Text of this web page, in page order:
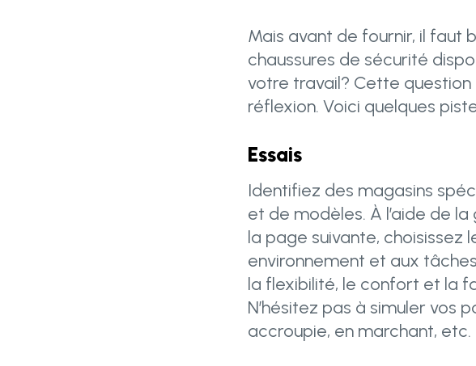
Mais avant de fournir, il faut
chaussures de sécurité
votre travail? Cette question
réflexion. Voici quelques
Essais
Identifiez des magasins
et de modèles. À l’aide de
la page suivante, choisissez
environnement et aux
la flexibilité, le confort et la
N’hésitez pas à simuler vos
accroupie, en marchant, etc.